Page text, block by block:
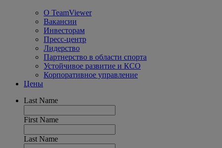
О TeamViewer
Вакансии
Инвесторам
Пресс-центр
Лидерство
Партнерство в области спорта
Устойчивое развитие и КСО
Корпоративное управление
Цены
Last Name
First Name
Last Name